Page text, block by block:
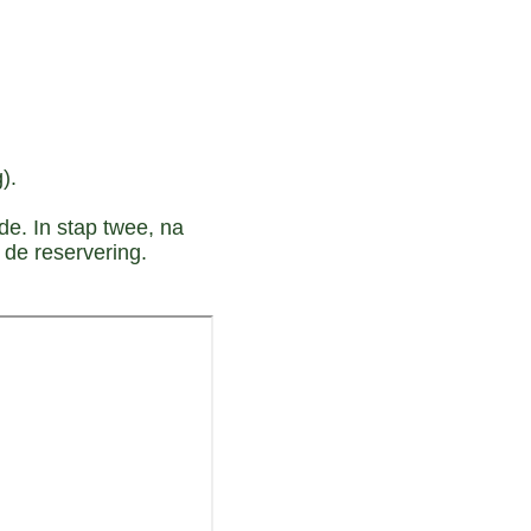
In stap twee, na
reservering.